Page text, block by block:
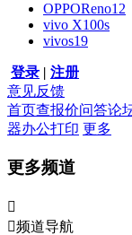
OPPOReno12
vivo X100s
vivos19
登录 | 注册
意见反馈
首页查报价问答论
器办公打印 更多
更多频道

频道导航